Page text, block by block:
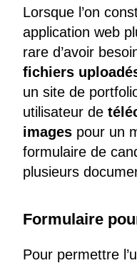
Lorsque l’on
application web
rare d’avoir
fichiers
un site de
utilisateur de
images pour un
formulaire de
plusieurs
Formulaire
Pour permettre